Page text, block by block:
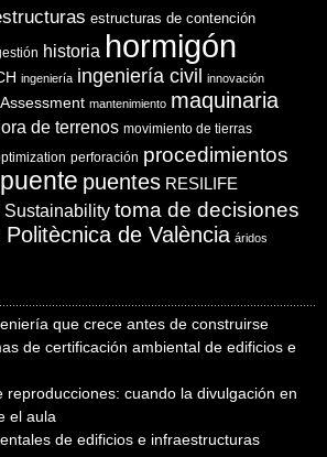
estructuras de contención
historia hormigón
ingeniería ingeniería civil innovación
mantenimiento maquinaria
de terrenos movimiento de tierras
perforación procedimientos
puente puentes RESILIFE
Sustainability toma de decisiones
de València áridos
que crece antes de construirse
de certificación ambiental de edificios e
reproducciones: cuando la divulgación en
el aula
de edificios e infraestructuras